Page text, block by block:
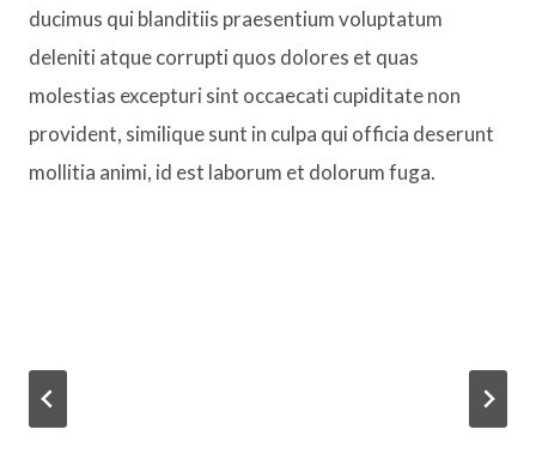
ducimus qui blanditiis praesentium voluptatum
deleniti atque corrupti quos dolores et quas
molestias excepturi sint occaecati cupiditate non
provident, similique sunt in culpa qui officia deserunt
mollitia animi, id est laborum et dolorum fuga.